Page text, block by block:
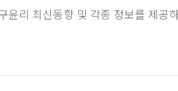
리 최신동향 및 각종 정보를 제